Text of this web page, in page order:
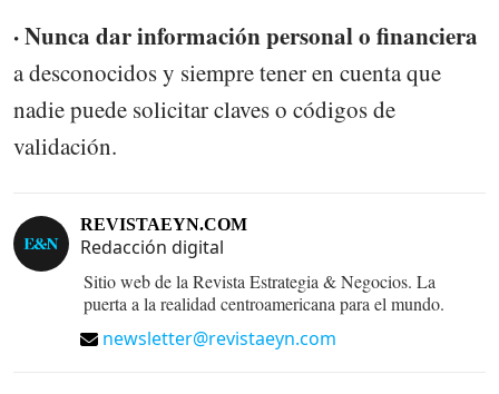
· Nunca dar información personal o financiera
a desconocidos y siempre tener en cuenta que
nadie puede solicitar claves o códigos de
validación.
REVISTAEYN.COM
Redacción digital
Sitio web de la Revista Estrategia & Negocios. La
puerta a la realidad centroamericana para el mundo.
newsletter@revistaeyn.com